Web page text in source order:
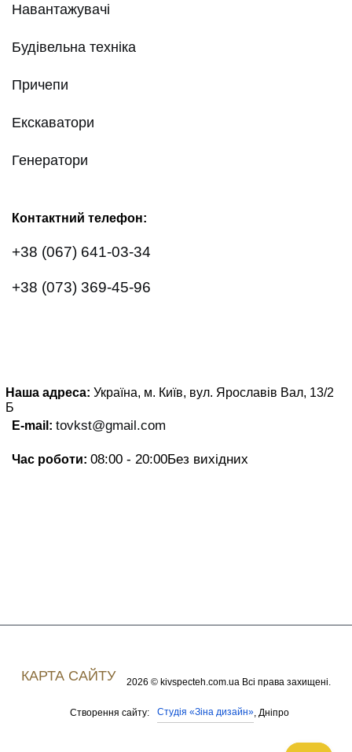
Навантажувачі
Будівельна техніка
Причепи
Екскаватори
Генератори
Контактний телефон:
+38 (067) 641-03-34
+38 (073) 369-45-96
Наша адреса: Україна, м. Київ, вул. Ярославів Вал, 13/2
Б
E-mail: tovkst@gmail.com
Час роботи: 08:00 - 20:00Без вихідних
КАРТА САЙТУ 2026 © kivspecteh.com.ua Всі права захищені.
Створення сайту: Студія «Зіна дизайн», Дніпро